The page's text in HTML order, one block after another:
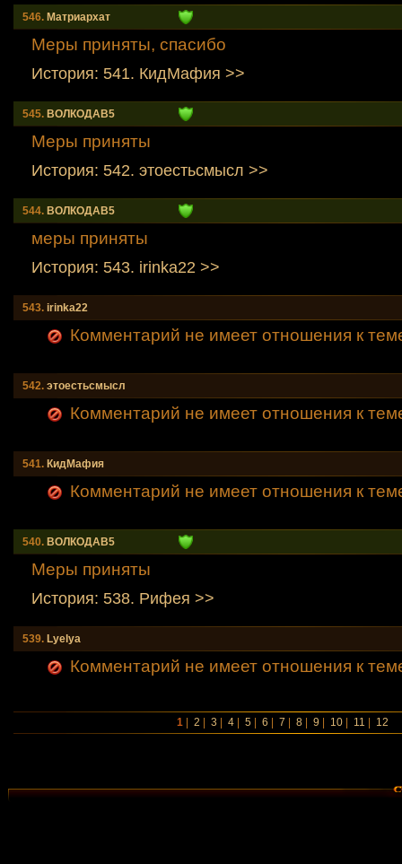
546. Mатриархат
Меры приняты, спасибо
История: 541. КидMафия >>
545. ВОЛКОДАВ5
Меры приняты
История: 542. этоестьсмысл >>
544. ВОЛКОДАВ5
меры приняты
История: 543. irinka22 >>
543. irinka22
Комментарий не имеет отношения к
542. этоестьсмысл
Комментарий не имеет отношения к
541. КидMафия
Комментарий не имеет отношения к
540. ВОЛКОДАВ5
Меры приняты
История: 538. Рифея >>
539. Lyelya
Комментарий не имеет отношения к
1 2 3 4 5 6 7 8 9 10 11 12